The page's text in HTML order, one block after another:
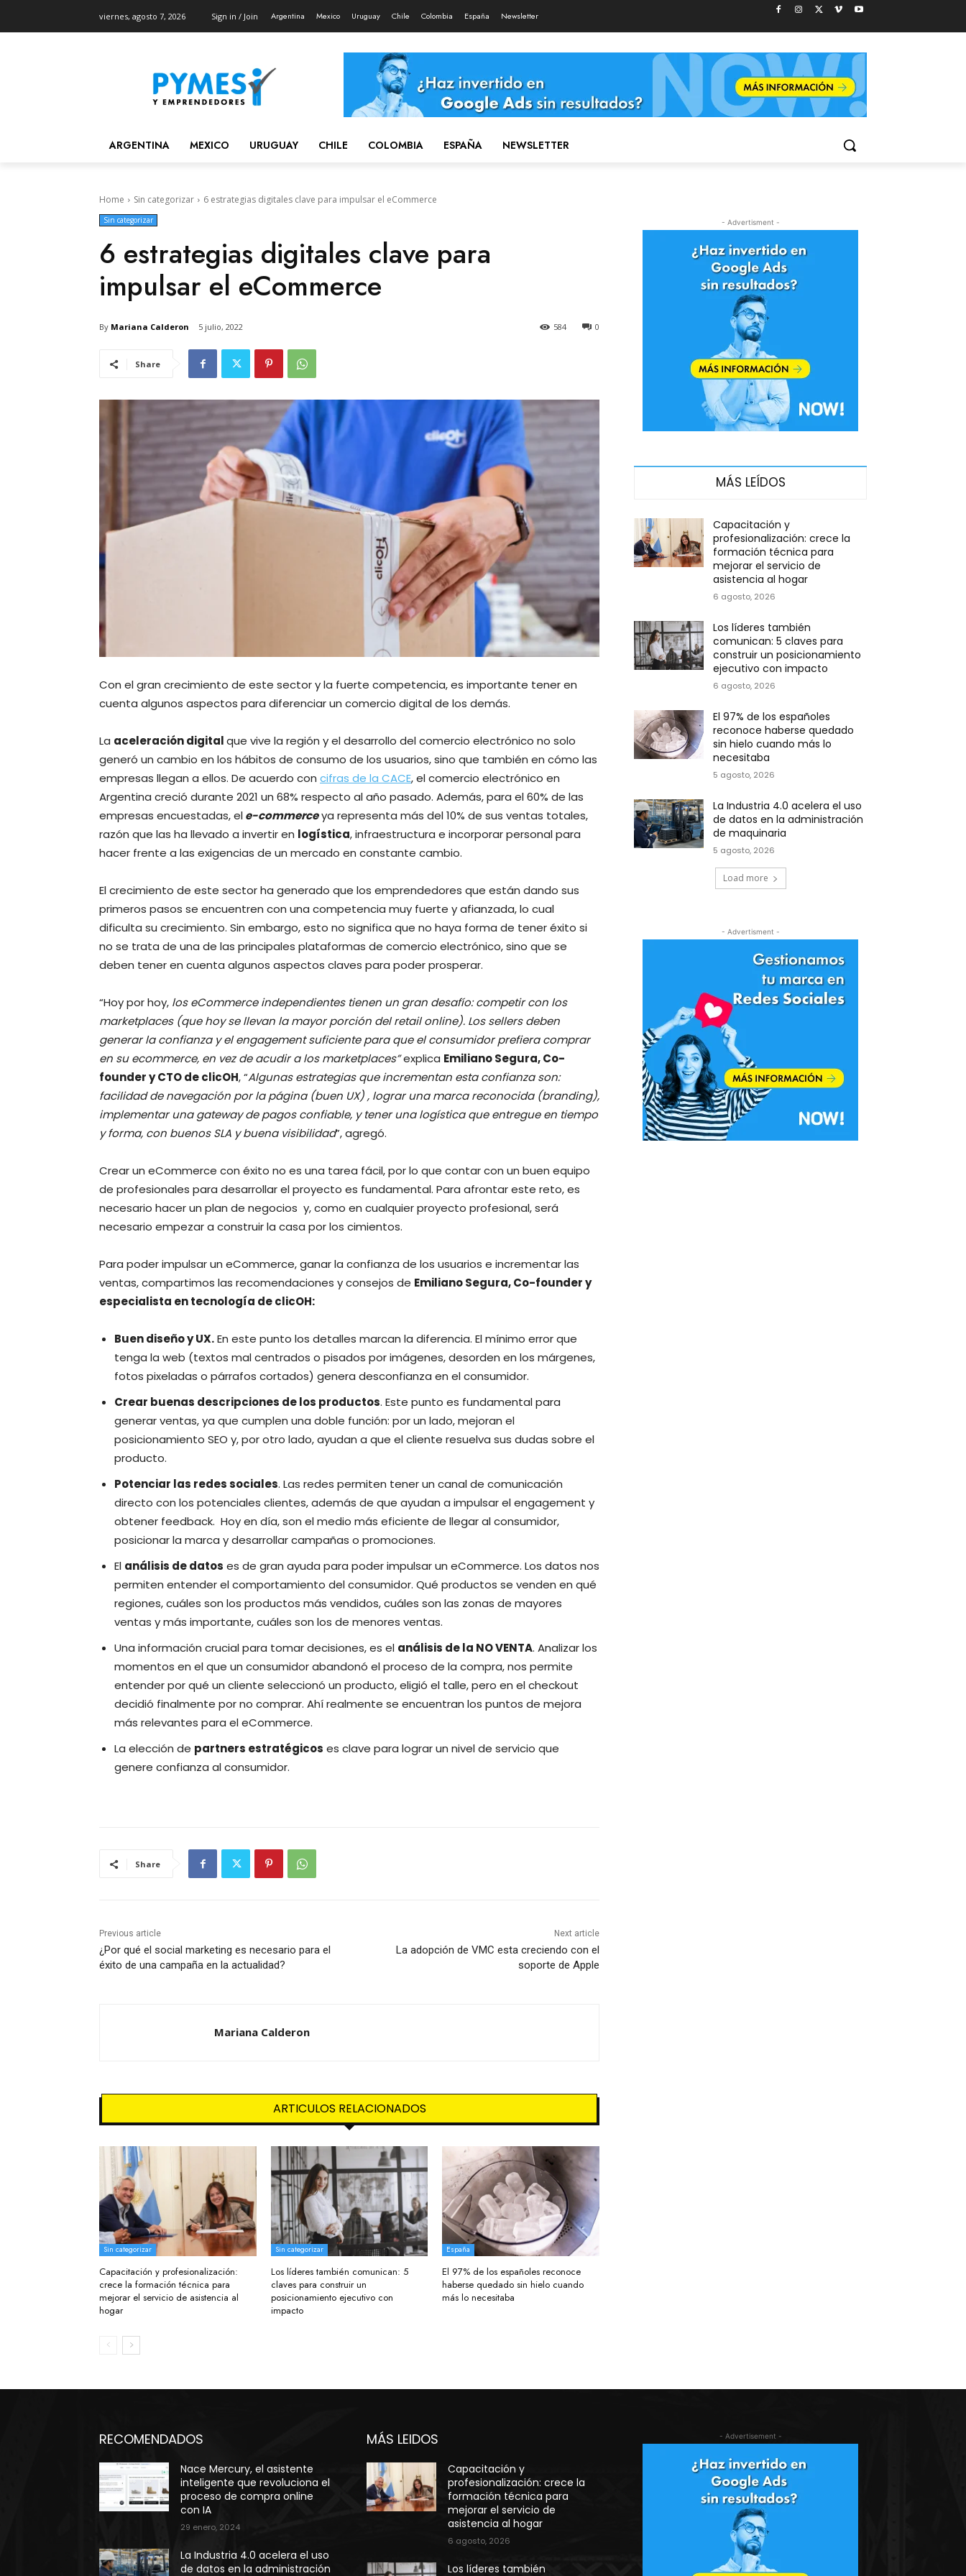
viernes, agosto 7, 2026 Sign in / Join Argentina Mexico Uruguay Chile Colombia España Newsletter
ARGENTINA MEXICO URUGUAY CHILE COLOMBIA ESPAÑA NEWSLETTER
Home Sin categorizar 6 estrategias digitales clave para impulsar el eCommerce
Sin categorizar
6 estrategias digitales clave para
impulsar el eCommerce
By Mariana Calderon 5 julio, 2022 0
584
Share
Con el gran crecimiento de este sector y la fuerte competencia, es importante tener en
cuenta algunos aspectos para diferenciar un comercio digital de los demás.
La aceleración digitalque vive la región y el desarrollo del comercio electrónico no solo
generó un cambio en los hábitos de consumo de los usuarios, sino que también en cómo las
empresas llegan a ellos. De acuerdo con cifras de la CACE, el comercio electrónico en
Argentina creció durante 2021 un 68% respecto al año pasado. Además, para el 60% de las
empresas encuestadas, ele-commerceya representa más del 10% de sus ventas totales,
razón que las ha llevado a invertir en logística, infraestructura e incorporar personal para
hacer frente a las exigencias de un mercado en constante cambio.
El crecimiento de este sector ha generado que los emprendedores que están dando sus
primeros pasos se encuentren con una competencia muy fuerte y afianzada, lo cual
dificulta su crecimiento. Sin embargo, esto no significa que no haya forma de tener éxito si
no se trata de una de las principales plataformas de comercio electrónico, sino que se
deben tener en cuenta algunos aspectos claves para poder prosperar.
“Hoy por hoy, los eCommerce independientes tienen un gran desafío: competir con los
marketplaces (que hoy se llevan la mayor porción del retail online). Los sellers deben
generar la confianza y el engagement suficiente para que el consumidor prefiera comprar
en su ecommerce, en vez de acudir a los marketplaces”explica Emiliano Segura, Co-
founder y CTO de clicOH, “Algunas estrategias que incrementan esta confianza son:
facilidad de navegación por la página (buen UX) , lograr una marca reconocida (branding),
implementar una gateway de pagos confiable, y tener una logística que entregue en tiempo
y forma, con buenos SLA y buena visibilidad”, agregó.
Crear un eCommerce con éxito no es una tarea fácil, por lo que contar con un buen equipo
de profesionales para desarrollar el proyecto es fundamental. Para afrontar este reto, es
necesario hacer un plan de negocios ​ y, como en cualquier proyecto profesional, será
necesario empezar a construir la casa por los cimientos.
Para poder impulsar un eCommerce, ganar la confianza de los usuarios e incrementar las
ventas, compartimos las recomendaciones y consejos de Emiliano Segura, Co-founder y
especialista en tecnología de clicOH:
Buen diseño y UX.En este punto los detalles marcan la diferencia. El mínimo error que
tenga la web (textos mal centrados o pisados por imágenes, desorden en los márgenes,
fotos pixeladas o párrafos cortados) genera desconfianza en el consumidor.
Crear buenas descripciones de los productos. Este punto es fundamental para
generar ventas, ya que cumplen una doble función: por un lado, mejoran el
posicionamiento SEO y, por otro lado, ayudan a que el cliente resuelva sus dudas sobre el
producto.
Potenciar las redes sociales. Las redes permiten tener un canal de comunicación
directo con los potenciales clientes, además de que ayudan a impulsar el engagement y
obtener feedback. ​ Hoy en día, son el medio más eficiente de llegar al consumidor,
posicionar la marca y desarrollar campañas o promociones.
El análisis de datos es de gran ayuda para poder impulsar un eCommerce. Los datos nos
permiten entender el comportamiento del consumidor. Qué productos se venden en qué
regiones, cuáles son los productos más vendidos, cuáles son las zonas de mayores
ventas y más importante, cuáles son los de menores ventas.
Una información crucial para tomar decisiones, es el análisis de la NO VENTA. Analizar los
momentos en el que un consumidor abandonó el proceso de la compra, nos permite
entender por qué un cliente seleccionó un producto, eligió el talle, pero en el checkout
decidió finalmente por no comprar. Ahí realmente se encuentran los puntos de mejora
más relevantes para el eCommerce.
La elección de partners estratégicos es clave para lograr un nivel de servicio que
genere confianza al consumidor.
Share
Previous article
¿Por qué el social marketing es necesario para el
éxito de una campaña en la actualidad?
Next article
La adopción de VMC esta creciendo con el
soporte de Apple
Mariana Calderon
ARTICULOS RELACIONADOS
Sin categorizar
Capacitación y profesionalización:
crece la formación técnica para
mejorar el servicio de asistencia al
hogar
Sin categorizar
Los líderes también comunican: 5
claves para construir un
posicionamiento ejecutivo con
impacto
España
El 97% de los españoles reconoce
haberse quedado sin hielo cuando
más lo necesitaba
- Advertisment -
MÁS LEÍDOS
Capacitación y
profesionalización: crece la
formación técnica para
mejorar el servicio de
asistencia al hogar
6 agosto, 2026
Los líderes también
comunican: 5 claves para
construir un posicionamiento
ejecutivo con impacto
6 agosto, 2026
El 97% de los españoles
reconoce haberse quedado
sin hielo cuando más lo
necesitaba
5 agosto, 2026
La Industria 4.0 acelera el uso
de datos en la administración
de maquinaria
5 agosto, 2026
Load more
- Advertisment -
RECOMENDADOS
Nace Mercury, el asistente
inteligente que revoluciona el
proceso de compra online
con IA
29 enero, 2024
La Industria 4.0 acelera el uso
de datos en la administración
MÁS LEIDOS
Capacitación y
profesionalización: crece la
formación técnica para
mejorar el servicio de
asistencia al hogar
6 agosto, 2026
Los líderes también
- Advertisement -